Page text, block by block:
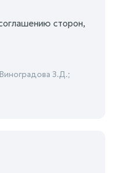
сторон,
З.Д.;